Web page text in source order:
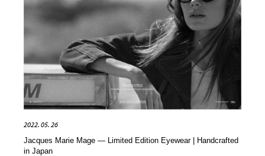
2022. 05. 26
Jacques Marie Mage — Limited Edition Eyewear | Handcrafted
in Japan